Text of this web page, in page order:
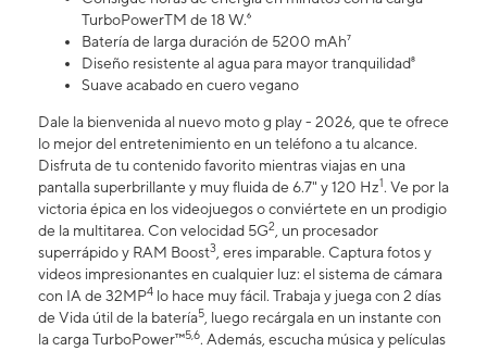
TurboPowerTM de 18 W.⁶
Batería de larga duración de 5200 mAh⁷
Diseño resistente al agua para mayor tranquilidad⁸
Suave acabado en cuero vegano
Dale la bienvenida al nuevo moto g play - 2026, que te ofrece
lo mejor del entretenimiento en un teléfono a tu alcance.
Disfruta de tu contenido favorito mientras viajas en una
pantalla superbrillante y muy fluida de 6.7" y 120 Hz1. Ve por la
victoria épica en los videojuegos o conviértete en un prodigio
de la multitarea. Con velocidad 5G2, un procesador
superrápido y RAM Boost3, eres imparable. Captura fotos y
videos impresionantes en cualquier luz: el sistema de cámara
con IA de 32MP4 lo hace muy fácil. Trabaja y juega con 2 días
de Vida útil de la batería5, luego recárgala en un instante con
la carga TurboPower™5,6. Además, escucha música y películas